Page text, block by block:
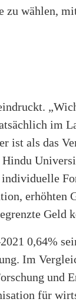
zu wählen,
im
ist als das
Hindu
erhöhten
Geld
0,64%
Im
und
für